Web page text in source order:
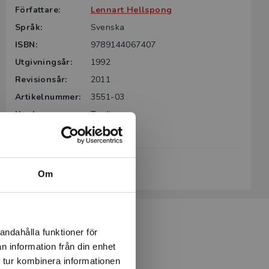
Om
funktioner för
information från din enhet
kombinera informationen
Författare:
Lennart Hellspong
Språk:
Svenska
ISBN:
9789144067407
Utgivningsår:
1992
Revisionsår:
2011
Artikelnummer:
3551-03
Upplaga:
Tredje
168